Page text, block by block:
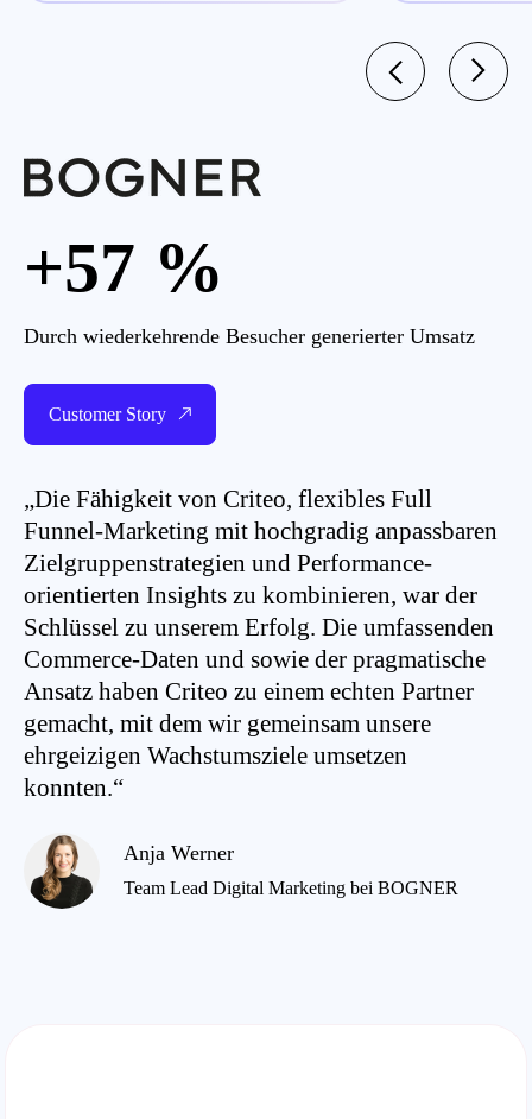
+57 %
Durch wiederkehrende Besucher generierter Umsatz
Customer Story
„Die Fähigkeit von Criteo, flexibles Full
Funnel-Marketing mit hochgradig anpassbaren
Zielgruppenstrategien und Performance-
orientierten Insights zu kombinieren, war der
Schlüssel zu unserem Erfolg. Die umfassenden
Commerce-Daten und sowie der pragmatische
Ansatz haben Criteo zu einem echten Partner
gemacht, mit dem wir gemeinsam unsere
ehrgeizigen Wachstumsziele umsetzen
konnten.“
Anja Werner
Team Lead Digital Marketing bei BOGNER